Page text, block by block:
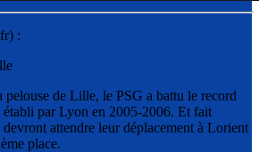
:
pelouse de Lille, le PSG a battu le record
établi par Lyon en 2005-2006. Et fait
attendre leur déplacement à Lorient
place.